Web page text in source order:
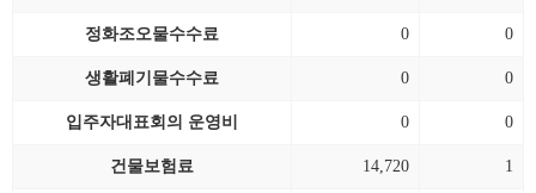
정화조오물수수료 0 0
생활폐기물수수료 0 0
입주자대표회의 운영비 0 0
건물보험료 14,720 1